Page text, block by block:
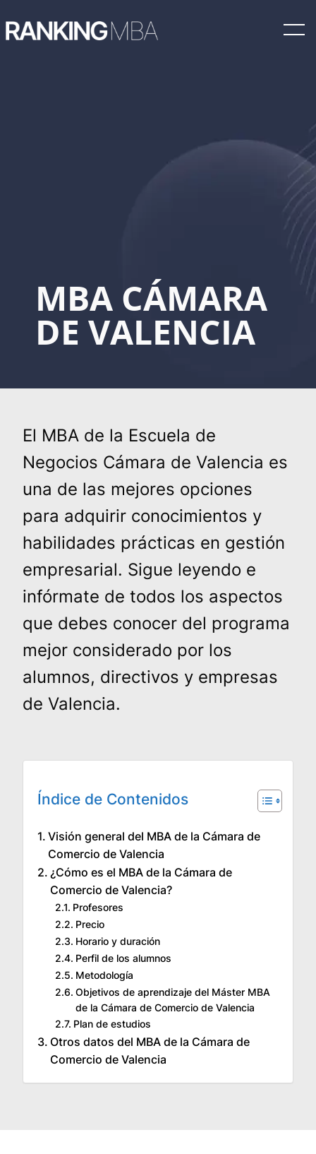
MBA CÁMARA
DE VALENCIA
El MBA de la Escuela de
Negocios Cámara de Valencia es
una de las mejores opciones
para adquirir conocimientos y
habilidades prácticas en gestión
empresarial. Sigue leyendo e
infórmate de todos los aspectos
que debes conocer del programa
mejor considerado por los
alumnos, directivos y empresas
de Valencia.
Índice de Contenidos
Visión general del MBA de la Cámara de
Comercio de Valencia
¿Cómo es el MBA de la Cámara de
Comercio de Valencia?
Profesores
Precio
Horario y duración
Perfil de los alumnos
Metodología
Objetivos de aprendizaje del Máster MBA
de la Cámara de Comercio de Valencia
Plan de estudios
Otros datos del MBA de la Cámara de
Comercio de Valencia